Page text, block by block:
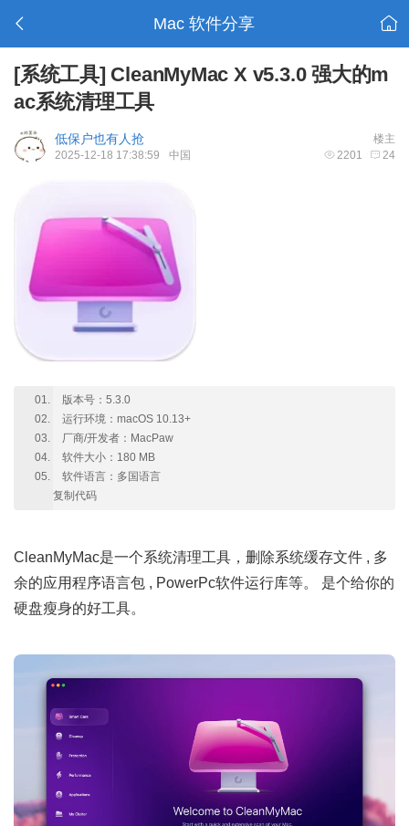
Mac 软件分享
[系统工具] CleanMyMac X v5.3.0 强大的m
ac系统清理工具
楼主
低保户也有人抢
2201 24
2025-12-18 17:38:59 中国
版本号：5.3.0
运行环境：macOS 10.13+
厂商/开发者：MacPaw
软件大小：180 MB
软件语言：多国语言
复制代码
CleanMyMac是一个系统清理工具，删除系统缓存文件 , 多
余的应用程序语言包 , PowerPc软件运行库等。 是个给你的
硬盘瘦身的好工具。